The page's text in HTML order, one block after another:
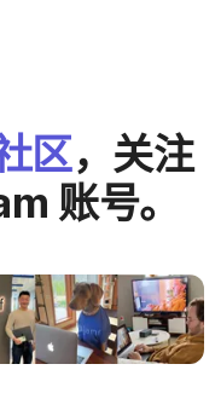
区，​关注​
账号。